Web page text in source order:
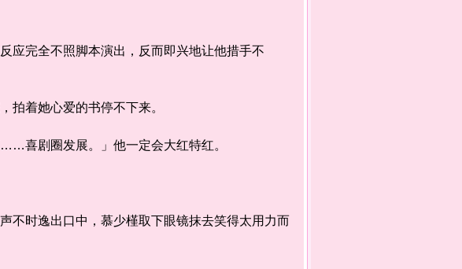
完全不照脚本演出，反而即兴地让他措手不
拍着她心爱的书停不下来。
剧圈发展。」他一定会大红特红。
逸出口中，慕少槿取下眼镜抹去笑得太用力而